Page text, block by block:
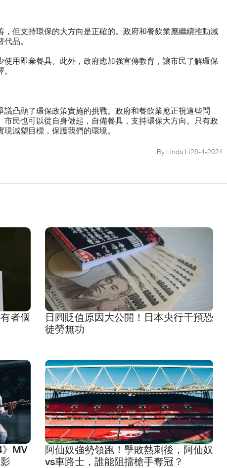
但支持環保的大方向是正確的。政府和餐飲業應繼續推動減
品。
用即棄餐具。此外，政府應加強宣傳教育，讓市民了解環保
凸顯了環保政策實施的挑戰。政府和餐飲業應正視這些問
民也可以從自身做起，自備餐具，支持環保大方向。只有政
減塑目標，保護我們的環境。
By Linda Li26-4-2024
者個
日圓貶值原因大公開！日本央行干預恐
徒勞無功
》MV
阿仙奴強勢領跑！擊敗熱刺後，阿仙奴
vs車路士，誰能阻擋槍手奪冠？